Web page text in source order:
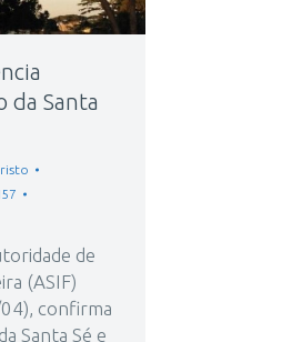
da Santa
de
(ASIF)
confirma
Santa Sé e